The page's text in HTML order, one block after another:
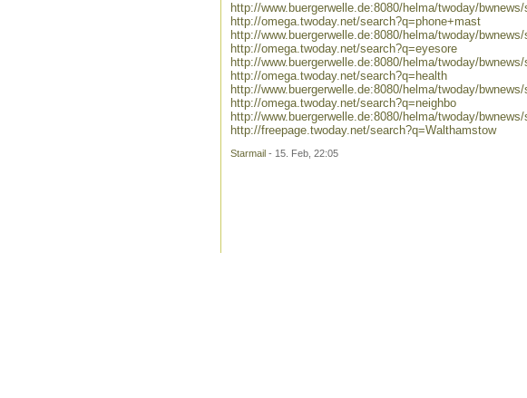
http://www.buergerwelle.de:8080/helma/twoday/
http://omega.twoday.net/search?q=phone+mast
http://www.buergerwelle.de:8080/helma/twoday/
http://omega.twoday.net/search?q=eyesore
http://www.buergerwelle.de:8080/helma/twoday/
http://omega.twoday.net/search?q=health
http://www.buergerwelle.de:8080/helma/twoday/
http://omega.twoday.net/search?q=neighbo
http://www.buergerwelle.de:8080/helma/twoday/
http://freepage.twoday.net/search?q=Walthamstow
Starmail - 15. Feb, 22:05